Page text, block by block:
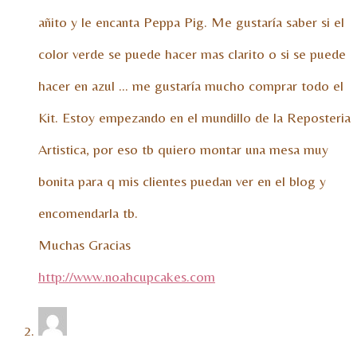
añito y le encanta Peppa Pig. Me gustaría saber si el
color verde se puede hacer mas clarito o si se puede
hacer en azul … me gustaría mucho comprar todo el
Kit. Estoy empezando en el mundillo de la Reposteria
Artistica, por eso tb quiero montar una mesa muy
bonita para q mis clientes puedan ver en el blog y
encomendarla tb.
Muchas Gracias
http://www.noahcupcakes.com